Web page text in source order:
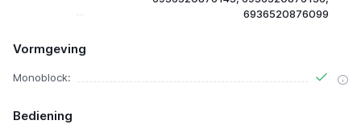
6936520876099
Vormgeving
Monoblock:
Bediening